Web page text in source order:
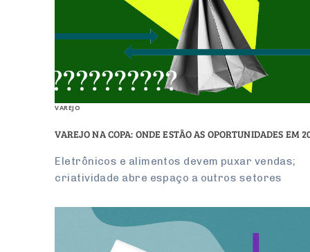
VAREJO
VAREJO NA COPA: ONDE ESTÃO AS OPORTUNIDADES EM
Eletrônicos e alimentos devem puxar vendas;
criatividade abre espaço a outros setores